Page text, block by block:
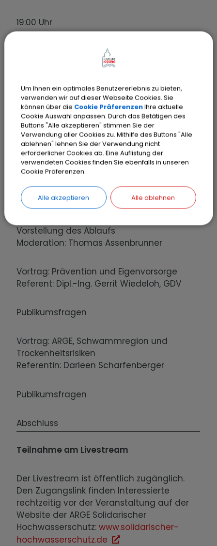
19:00 Uhr
19.25 Uhr
19.45 Uhr
20:00Uhr
20:10 Uhr
Vorstellung des Ablaufs
Moderation: Thomas Assenbrunner
Vortrag: Prävention und Eigenvorsorge
Referent: Dipl.-Ing. Gerrit Wiedeloh, GDV
Publikumsfragen
Vortrag: ARGE, Schwammregion und
Trockenheitsrisiken
Referentin: Darleen Scharfenberger
Publikumsfragen
Abschluss
Teilnahme am Livestream
Der Livestream ist öffentlich zugänglich.
Den Zugangslink finden Interessierte
rechtzeitig vor der Veranstaltung auf der
Website der ARGE Solidarischer
Hochwasserschutz:www.solidarischer-
hochwasserschutz.de
Um Ihnen ein optimales Benutzererlebnis zu bieten,
verwenden wir auf dieser Webseite Cookies. Sie
können über die Cookie PräferenzenIhre aktuelle
Cookie Auswahl anpassen. Durch das Betätigen des
Buttons "Alle akzeptieren" stimmen Sie der
Verwendung aller Cookies zu. Mithilfe des Buttons "Alle
ablehnen" lehnen Sie der Verwendung nicht
erforderlicher Cookies ab. Eine Auflistung der
verwendeten Cookies finden Sie ebenfalls in unseren
Cookie Präferenzen.
Alle akzeptieren Alle ablehnen